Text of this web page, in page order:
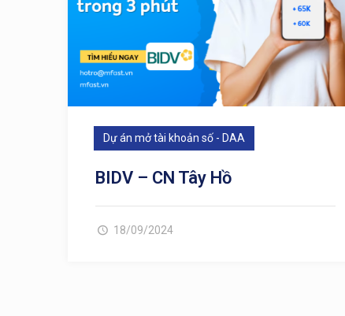
Dự án mở tài khoản số - DAA
BIDV – CN Tây Hồ
18/09/2024